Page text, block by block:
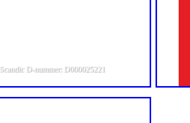
Scandic D-nummer: D000025221